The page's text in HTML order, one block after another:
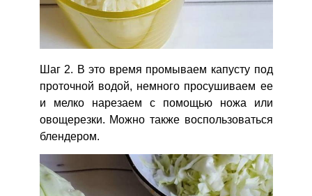
Шаг 2. В это время промываем капусту под
проточной водой, немного просушиваем ее
и мелко нарезаем с помощью ножа или
овощерезки. Можно также воспользоваться
блендером.